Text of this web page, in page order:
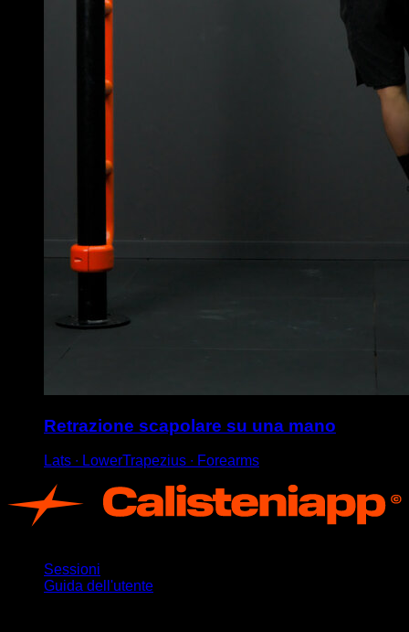
Retrazione scapolare su una mano
Lats ∙ LowerTrapezius ∙ Forearms
Sessioni
Guida dell'utente